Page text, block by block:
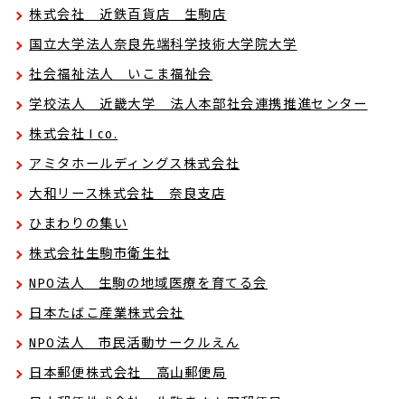
株式会社 近鉄百貨店 生駒店
国立大学法人奈良先端科学技術大学院大学
社会福祉法人 いこま福祉会
学校法人 近畿大学 法人本部社会連携推進センター
株式会社 I co.
アミタホールディングス株式会社
大和リース株式会社 奈良支店
ひまわりの集い
株式会社生駒市衛生社
NPO法人 生駒の地域医療を育てる会
日本たばこ産業株式会社
NPO法人 市民活動サークルえん
日本郵便株式会社 高山郵便局